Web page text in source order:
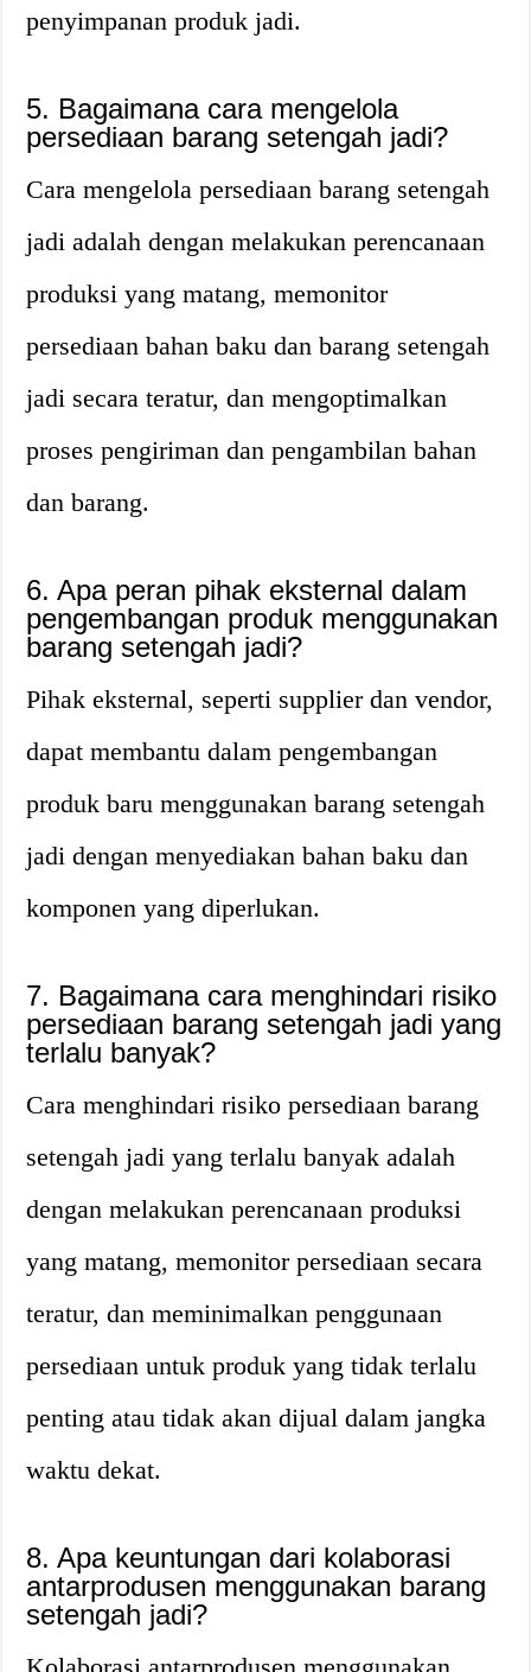
penyimpanan produk jadi.
5. Bagaimana cara mengelola
persediaan barang setengah jadi?
Cara mengelola persediaan barang setengah
jadi adalah dengan melakukan perencanaan
produksi yang matang, memonitor
persediaan bahan baku dan barang setengah
jadi secara teratur, dan mengoptimalkan
proses pengiriman dan pengambilan bahan
dan barang.
6. Apa peran pihak eksternal dalam
pengembangan produk menggunakan
barang setengah jadi?
Pihak eksternal, seperti supplier dan vendor,
dapat membantu dalam pengembangan
produk baru menggunakan barang setengah
jadi dengan menyediakan bahan baku dan
komponen yang diperlukan.
7. Bagaimana cara menghindari risiko
persediaan barang setengah jadi yang
terlalu banyak?
Cara menghindari risiko persediaan barang
setengah jadi yang terlalu banyak adalah
dengan melakukan perencanaan produksi
yang matang, memonitor persediaan secara
teratur, dan meminimalkan penggunaan
persediaan untuk produk yang tidak terlalu
penting atau tidak akan dijual dalam jangka
waktu dekat.
8. Apa keuntungan dari kolaborasi
antarprodusen menggunakan barang
setengah jadi?